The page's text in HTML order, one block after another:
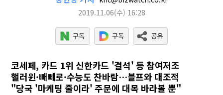
2019.11.06(수) 16:28
코세페, 카드 1위 신한카드 '결석' 등 참여저조
핼러윈·빼빼로·수능도 찬바람…블프와 대조적
"당국 '마케팅 줄이라' 주문에 대목 바라볼 뿐"